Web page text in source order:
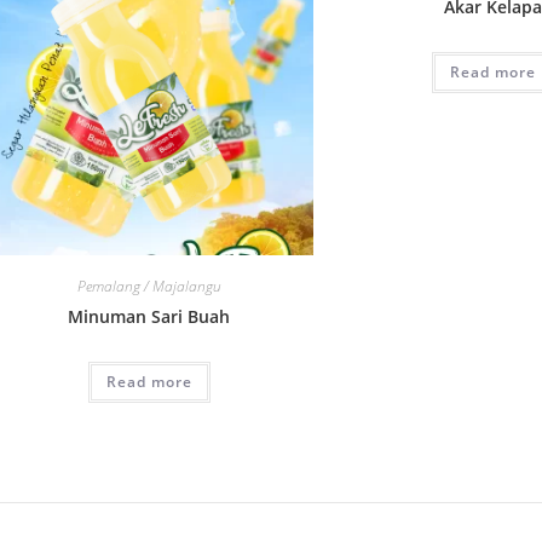
Pemalang / Majalangu
Minuman Sari Buah
Read more
Akar Kelapa
Read more